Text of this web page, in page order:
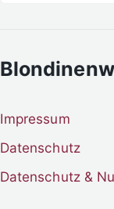
Impressum
Datenschutz
Datenschutz &